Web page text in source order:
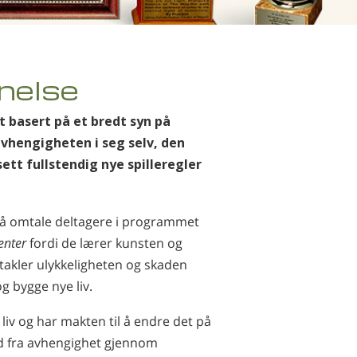
Kinesisk
Tyrkisk
på et bredt syn på
i seg selv, den
fullstendig nye spilleregler
omtale deltagere i programmet
fordi de lærer kunsten og
ulykkeligheten og skaden
bygge nye liv.
og har makten til å endre det på
fra avhengighet gjennom